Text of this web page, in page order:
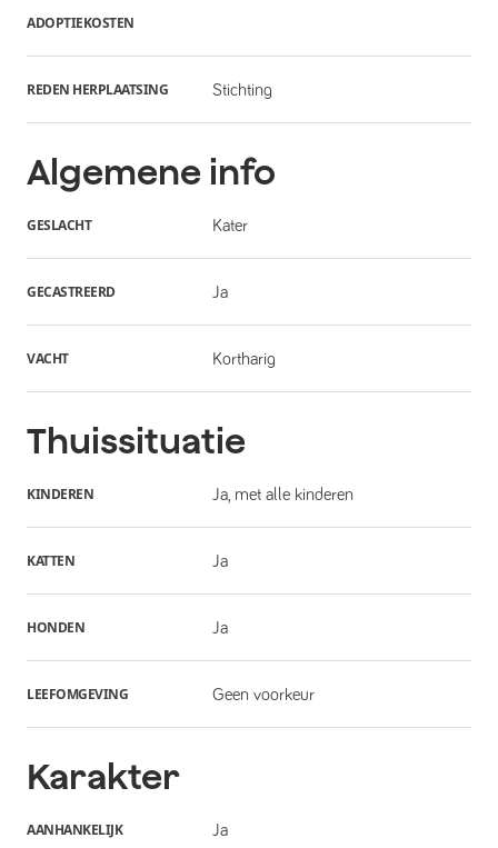
ADOPTIEKOSTEN
REDEN HERPLAATSING Stichting
Algemene info
GESLACHT Kater
GECASTREERD Ja
VACHT Kortharig
Thuissituatie
KINDEREN Ja, met alle kinderen
KATTEN Ja
HONDEN Ja
LEEFOMGEVING Geen voorkeur
Karakter
AANHANKELIJK Ja